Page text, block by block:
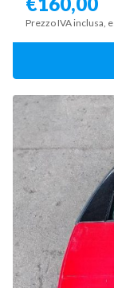
Prezzo IVA inclusa,